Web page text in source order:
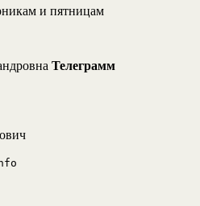
и пятницам
Телеграмм